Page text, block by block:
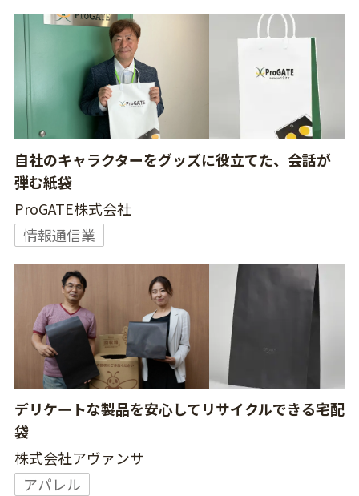
自社のキャラクターをグッズに役立てた、会話が
弾む紙袋
ProGATE株式会社
情報通信業
デリケートな製品を安心してリサイクルできる宅配
袋
株式会社アヴァンサ
アパレル